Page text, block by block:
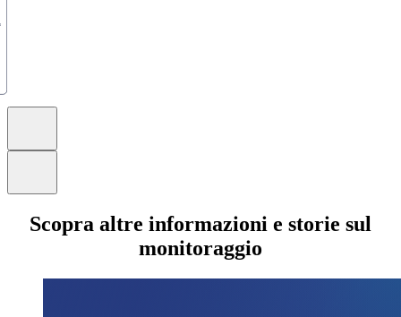
Scopra altre informazioni e storie sul
monitoraggio